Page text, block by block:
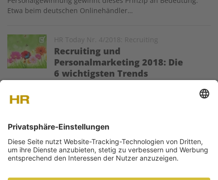
Etwa beim deutschen Onlinehändler…
HR Today Nr. 4/2018: Recruiting
Recruiting und
Personalmarketing 2018: Die
6 wichtigsten Trends
Image
Personalgewinnung in nächster Zeit prägen? HR-Blogger
Henner Knabenreich erläutert sechs Trends, die derzeit